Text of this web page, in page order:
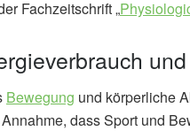
Fachzeitschrift „
Bewegung und körperliche
dass Sport und